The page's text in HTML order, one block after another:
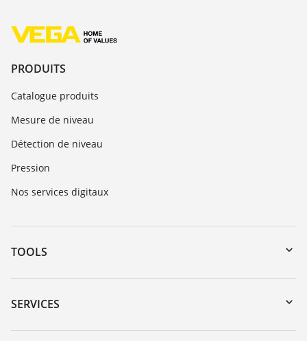
PRODUITS
Catalogue produits
Mesure de niveau
Détection de niveau
Pression
Nos services digitaux
TOOLS
Téléchargements
Recherche par numéro de série
SERVICES
Retour d'appareil